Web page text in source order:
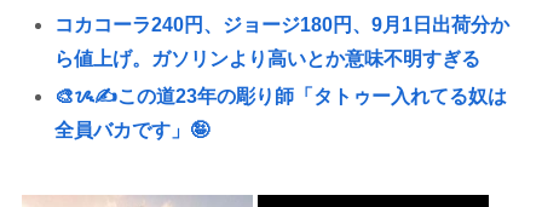
コカコーラ240円、ジョージ180円、9月1日出荷分か
ら値上げ。ガソリンより高いとか意味不明すぎる
🎨ᝰ✍この道23年の彫り師「タトゥー入れてる奴は
全員バカです」🤪
たのが、掛布さんの髪の毛が増えていた。岡田さん